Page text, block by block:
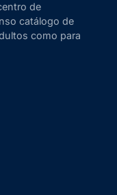
de
catálogo de
como para